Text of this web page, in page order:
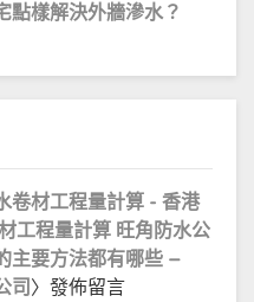
點樣解決外牆滲水？
卷材工程量計算 - 香港
工程量計算 旺角防水公
主要方法都有哪些 –
司 〉發佈留言